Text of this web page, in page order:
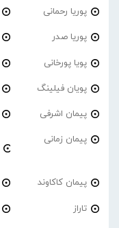
پوریا رحمانی
پوریا صدر
پویا پورخانی
پویان فیلینگ
پیمان اشرفی
پیمان زمانی
پیمان کاکاوند
تاراز